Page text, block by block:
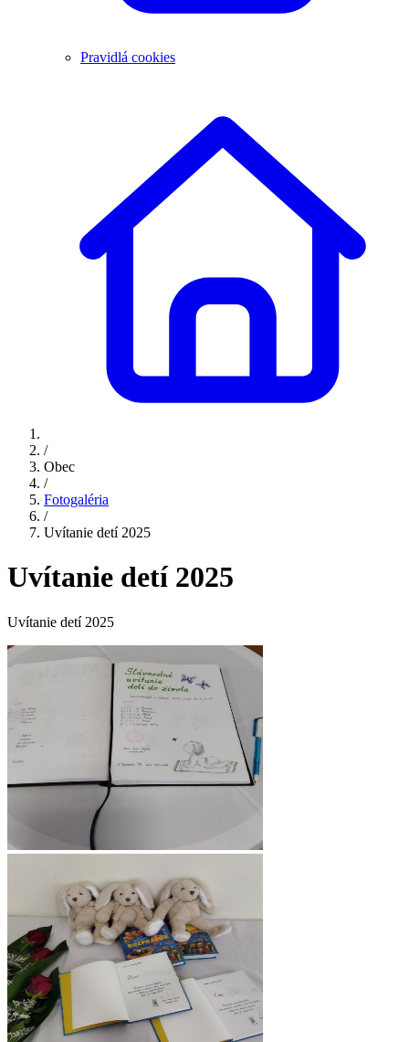
Pravidlá cookies
/
Obec
/
Fotogaléria
/
Uvítanie detí 2025
Uvítanie detí 2025
Uvítanie detí 2025